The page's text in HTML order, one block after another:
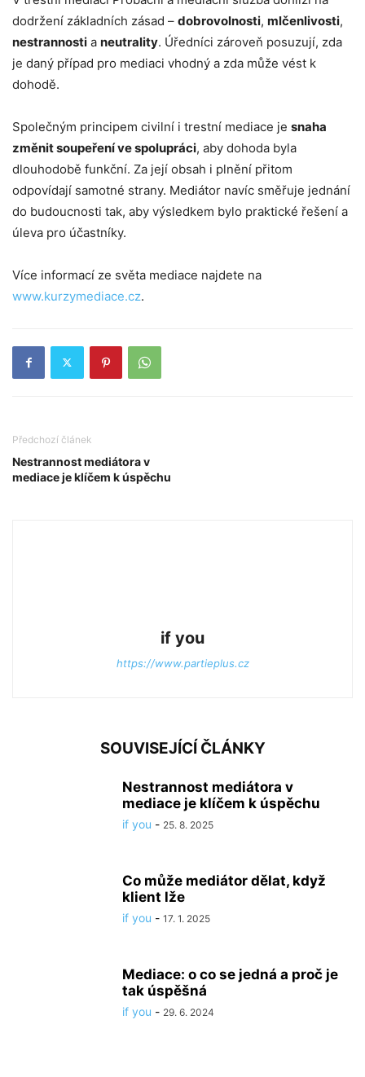
dodržení základních zásad – dobrovolnosti, mlčenlivosti,
nestrannosti a neutrality. Úředníci zároveň posuzují, zda
je daný případ pro mediaci vhodný a zda může vést k
dohodě.
Společným principem civilní i trestní mediace je snaha
změnit soupeření ve spolupráci, aby dohoda byla
dlouhodobě funkční. Za její obsah i plnění přitom
odpovídají samotné strany. Mediátor navíc směřuje jednání
do budoucnosti tak, aby výsledkem bylo praktické řešení a
úleva pro účastníky.
Více informací ze světa mediace najdete na
www.kurzymediace.cz.
Předchozí článek
Nestrannost mediátora v
mediace je klíčem k úspěchu
if you
https://www.partieplus.cz
SOUVISEJÍCÍ ČLÁNKY
Nestrannost mediátora v
mediace je klíčem k úspěchu
if you - 25. 8. 2025
Co může mediátor dělat, když
klient lže
if you - 17. 1. 2025
Mediace: o co se jedná a proč je
tak úspěšná
if you - 29. 6. 2024